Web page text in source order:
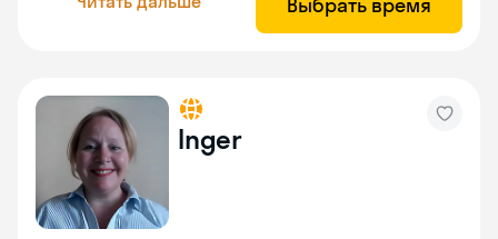
Inger